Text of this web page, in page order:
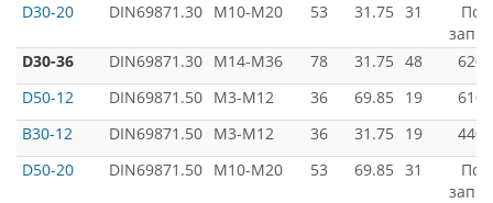
D30-20
DIN69871.30 M10-M20 53 31.75 31
Под
D30-36
DIN69871.30 M14-M36 78 31.75 48
6200
D50-12
DIN69871.50 M3-M12 36 69.85 19
6100
B30-12
DIN69871.50 M3-M12 36 31.75 19
4400
D50-20
DIN69871.50 M10-M20 53 69.85 31
Под